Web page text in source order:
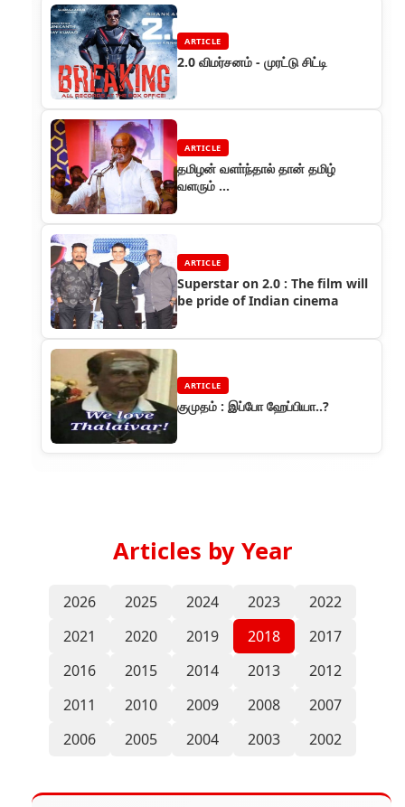
ARTICLE
2.0 விமர்சனம் - முரட்டு சிட்டி
ARTICLE
தமிழன் வளா்ந்தால் தான் தமிழ்
வளரும் ...
ARTICLE
Superstar on 2.0 : The film will
be pride of Indian cinema
ARTICLE
குமுதம் : இப்போ ஹேப்பியா..?
Articles by Year
2026 2025 2024 2023
2022
2021
2020 2019 2018
2017
2016
2015 2014 2013
2012
2011
2010 2009 2008
2007
2006
2005 2004 2003 2002